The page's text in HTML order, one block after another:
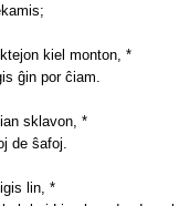
kiel monton, *
ĝin por ĉiam.
sklavon, *
de ŝafoj.
lin, *